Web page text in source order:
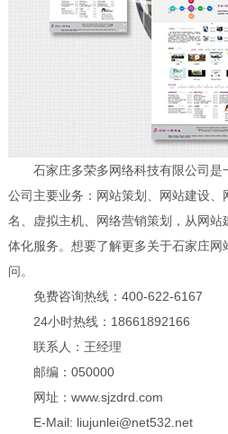
石家庄多荣多网络科技有限公司是
公司主要业务：网站策划、网站建设
名、虚拟主机、网络营销策划，从网
体化服务。想要了解更多关于石家庄
问。
免费咨询热线：400-622-6167
24小时热线：18661892166
联系人：王经理
邮编：050000
网址：www.sjzdrd.com
E-Mail: liujunlei@net532.net